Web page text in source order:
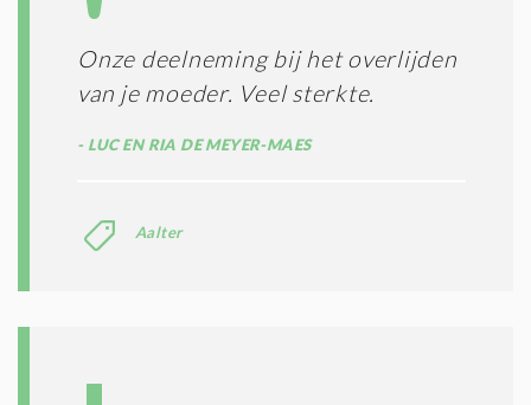
Onze deelneming bij het overlijden
van je moeder. Veel sterkte.
LUC EN RIA DE MEYER-MAES
Aalter